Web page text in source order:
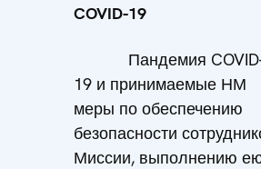
COVID-19
Пандемия
19 и принимаемые НМ
меры по обеспечению
безопасности
Миссии, выполнению